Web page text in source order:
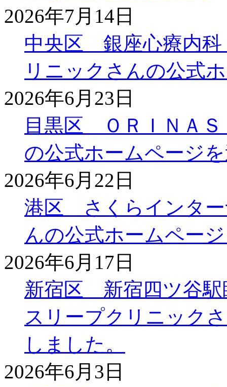
2026年7月14日
中央区 銀座心療内科
リニックさんの公式
2026年6月23日
目黒区 ＯＲＩＮＡ
の公式ホームページ
2026年6月22日
港区 さくらインター
んの公式ホームペー
2026年6月17日
新宿区 新宿四ツ谷駅
スリープクリニック
しました。
2026年6月3日